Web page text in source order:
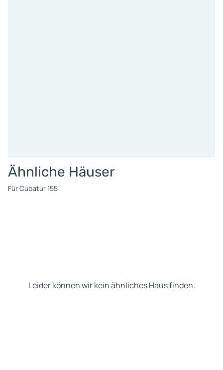
Ähnliche Häuser
Für Cubatur 155
Leider können wir kein ähnliches Haus finden.